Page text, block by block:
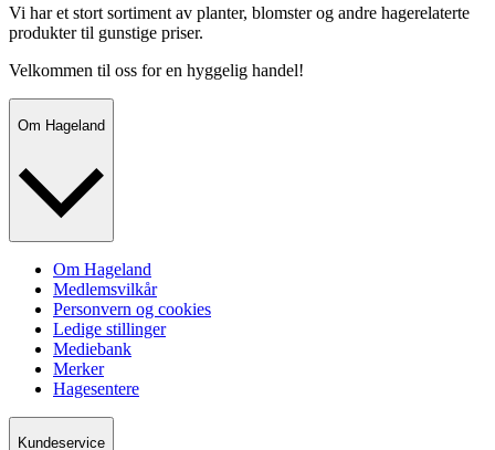
Vi har et stort sortiment av planter, blomster og andre hagerelaterte
produkter til gunstige priser.
Velkommen til oss for en hyggelig handel!
Om Hageland
Om Hageland
Medlemsvilkår
Personvern og cookies
Ledige stillinger
Mediebank
Merker
Hagesentere
Kundeservice